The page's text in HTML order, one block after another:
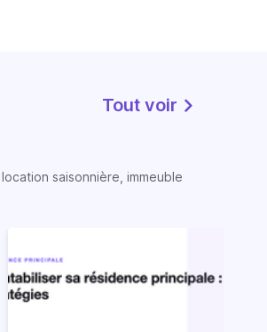
Tout voir
saisonnière, immeuble